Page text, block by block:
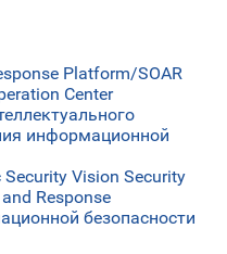
Platform/SOAR
Center
информационной
Vision Security
Response
безопасности